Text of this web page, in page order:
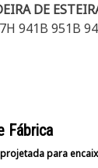
DE
941B 951B
Fábrica
para